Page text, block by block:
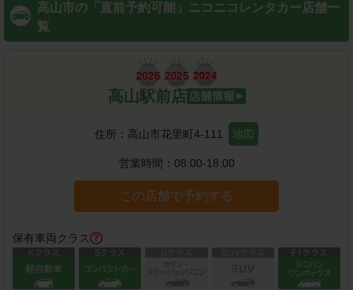
高山市の「直前予約可能」ニコニコレンタカー店舗一
覧
高山駅前店
住所： 高山市花里町4-111 地図
営業時間： 08:00-18:00
この店舗で予約する
保有車両クラス